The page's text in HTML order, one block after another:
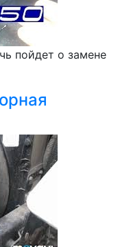
пойдет о замене